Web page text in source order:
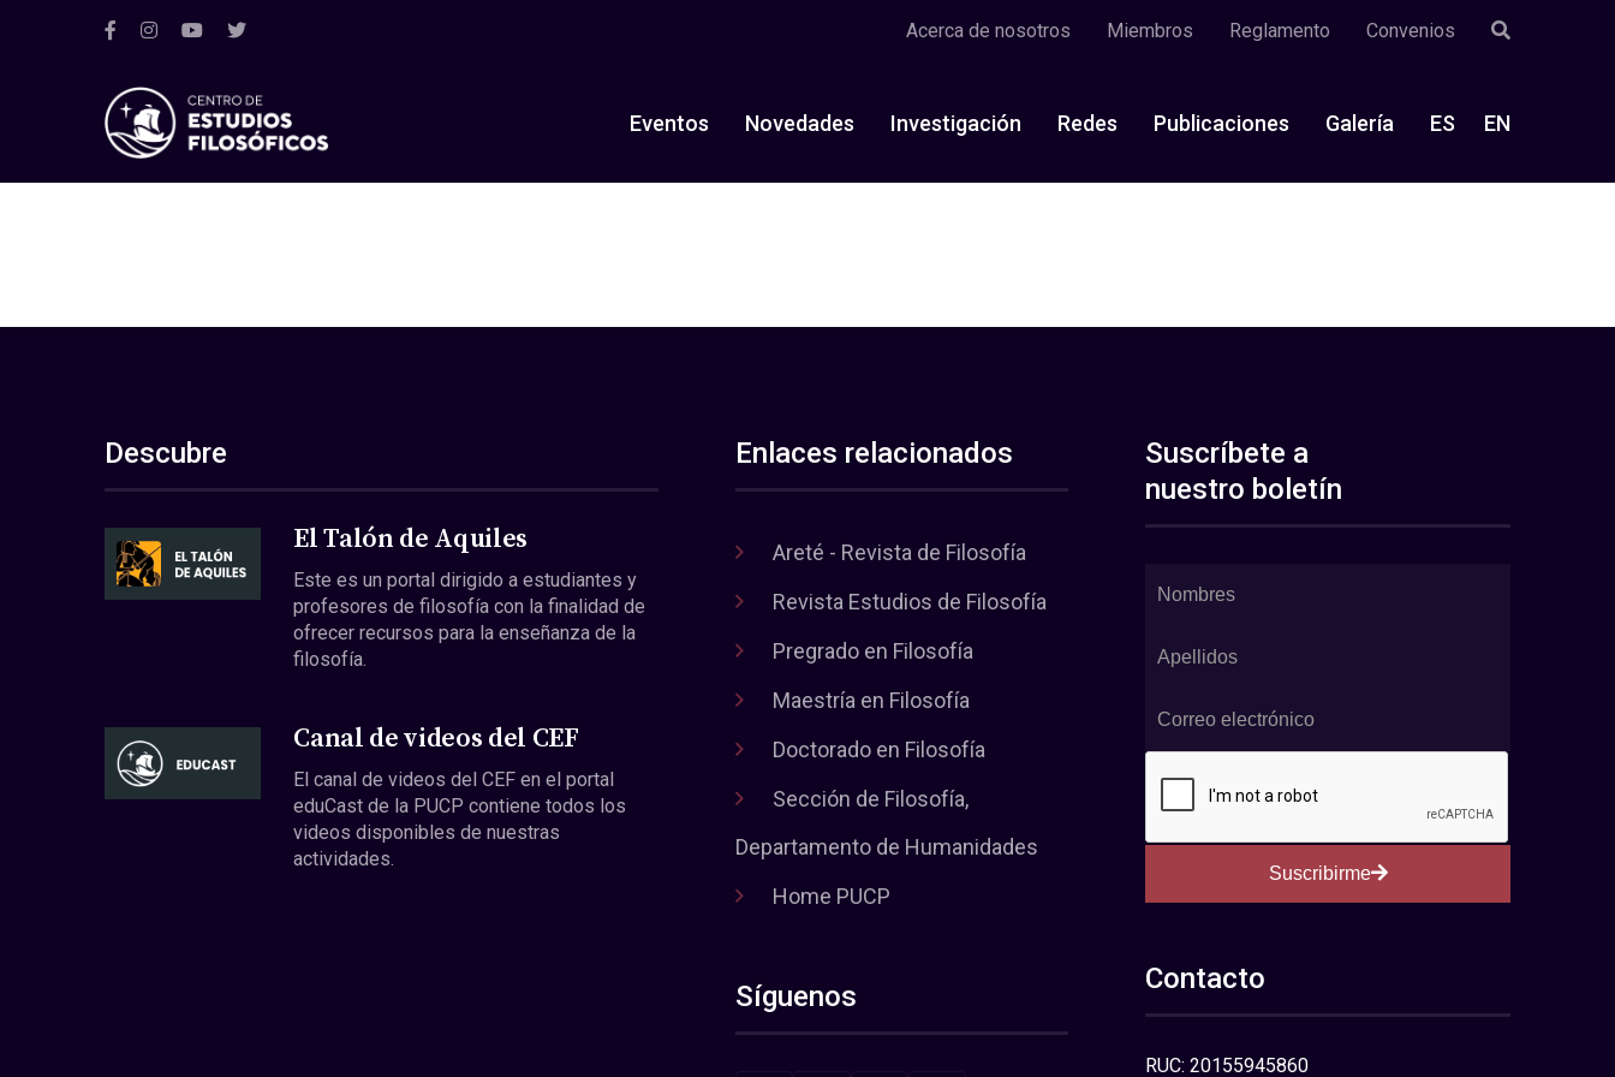
Acerca de nosotros Miembros Reglamento Convenios
Eventos Novedades Investigación Redes Publicaciones Galería ES EN
Descubre
El Talón de Aquiles
Este es un portal dirigido a estudiantes y
profesores de filosofía con la finalidad de
ofrecer recursos para la enseñanza de la
filosofía.
Canal de videos del CEF
El canal de videos del CEF en el portal
eduCast de la PUCP contiene todos los
videos disponibles de nuestras
actividades.
Enlaces relacionados
Areté - Revista de Filosofía
Revista Estudios de Filosofía
Pregrado en Filosofía
Maestría en Filosofía
Doctorado en Filosofía
Sección de Filosofía,
Departamento de Humanidades
Home PUCP
Síguenos
Suscríbete a
nuestro boletín
Suscribirme
Contacto
RUC: 20155945860